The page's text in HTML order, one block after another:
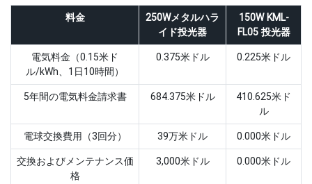
料金
250Wメタルハラ
イド投光器
150W KML-
FL05 投光器
電気料金（0.15米ド
ル/kWh、1日10時間）
0.375米ドル 0.225米ドル
5年間の電気料金請求書 684.375米ドル
410.625米ド
ル
電球交換費用（3回分）
39万米ドル
0.000米ドル
交換およびメンテナンス価
格
3,000米ドル 0.000米ドル